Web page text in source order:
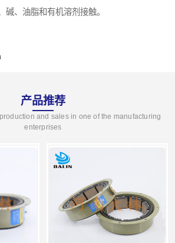
碱、油脂和有机溶剂接触。
产品推荐
and sales in one of the manufacturing
enterprises